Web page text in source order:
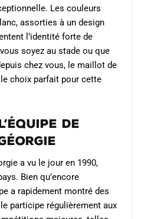
Les couleurs
assorties à un design
l’identité forte de
soyez au stade ou que
chez vous, le maillot de
le choix parfait pour cette
de
a vu le jour en 1990,
Bien qu’encore
a rapidement montré des
participe régulièrement aux